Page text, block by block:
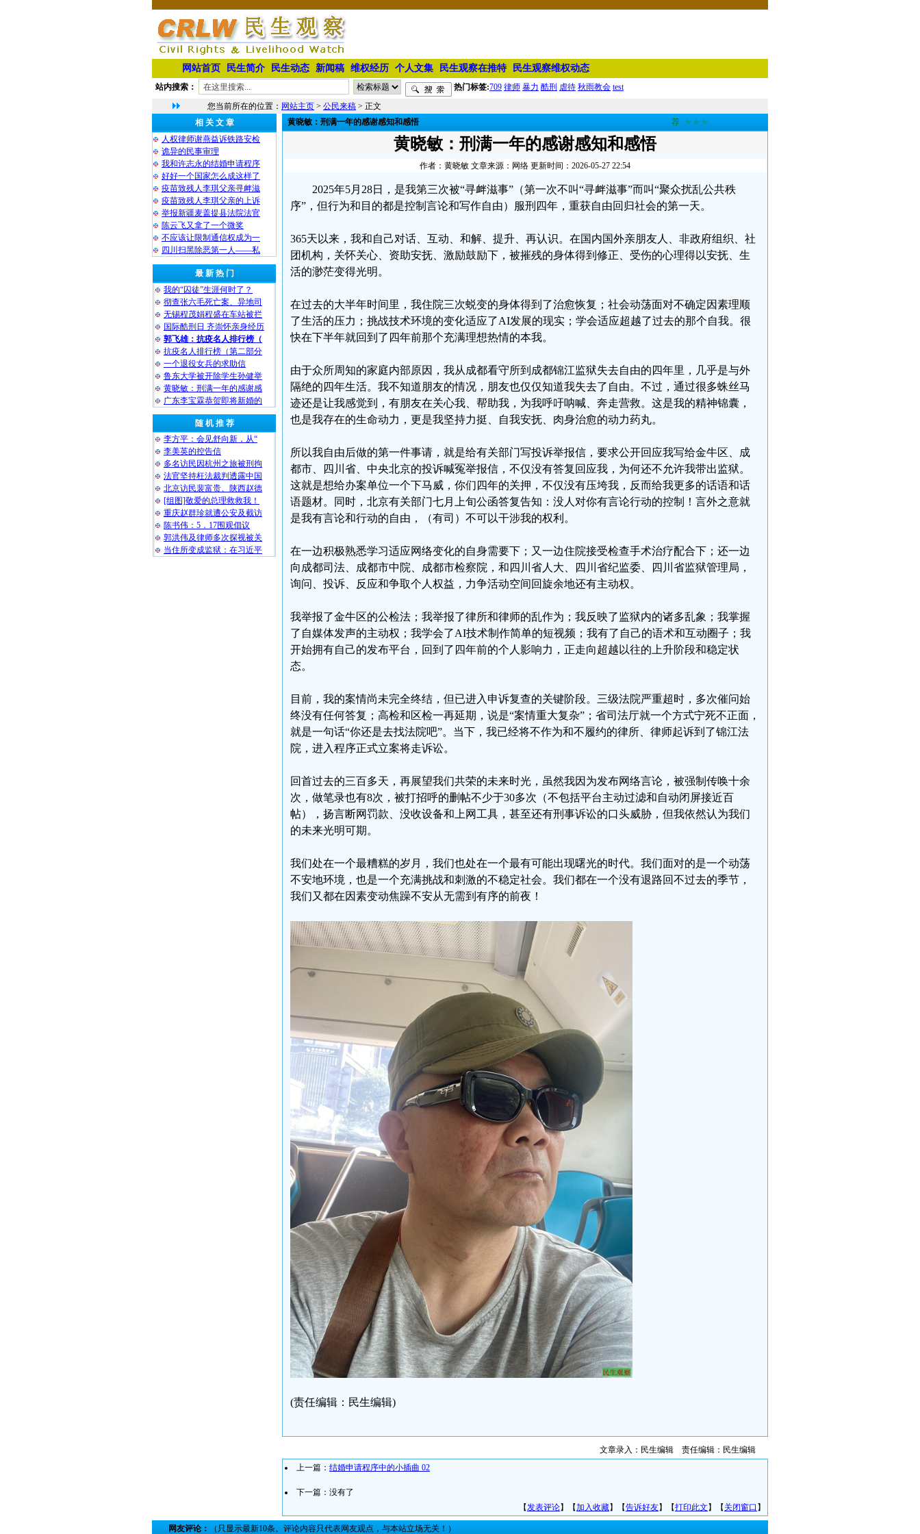
网站首页 民生简介 民生动态 新闻稿 维权经历 个人文集 民生观察在推特 民生观察维权动态
站内搜索： 热门标签:709 律师 暴力 酷刑 虐待 秋雨教会 test
您当前所在的位置： 网站主页 > 公民来稿 > 正文
相 关 文 章
人权律师谢燕益诉铁路安检
诡异的民事审理
我和许志永的结婚申请程序
好好一个国家怎么成这样了
疫苗致残人李琪父亲寻衅滋
疫苗致残人李琪父亲的上诉
举报新疆麦盖提县法院法官
陈云飞又拿了一个微奖
不应该让限制通信权成为一
四川扫黑除恶第一人——私
最 新 热 门
我的“囚徒”生涯何时了？
彻查张六毛死亡案、异地司
无锡程茂娟程盛在车站被拦
国际酷刑日 齐崇怀亲身经历
郭飞雄：抗疫名人排行榜（
抗疫名人排行榜（第二部分
一个退役女兵的求助信
鲁东大学被开除学生孙健举
黄晓敏：刑满一年的感谢感
广东李宝霖恭贺即将新婚的
随 机 推 荐
李方平：会见舒向新，从“
李美英的控告信
多名访民因杭州之旅被刑拘
法官坚持枉法裁判透露中国
北京访民裴富贵、陕西赵德
[组图]敬爱的总理救救我！
重庆赵群珍就遭公安及截访
陈书伟：5．17围观倡议
郭洪伟及律师多次探视被关
当住所变成监狱：在习近平
黄晓敏：刑满一年的感谢感知和感悟 荐 ★★★
黄晓敏：刑满一年的感谢感知和感悟
作者：黄晓敏 文章来源：网络 更新时间：2026-05-27 22:54
2025年5月28日，是我第三次被“寻衅滋事”（第一次不叫“寻衅滋事”而叫“聚众扰乱公共秩
序”，但行为和目的都是控制言论和写作自由）服刑四年，重获自由回归社会的第一天。
365天以来，我和自己对话、互动、和解、提升、再认识。在国内国外亲朋友人、非政府组织、社
团机构，关怀关心、资助安抚、激励鼓励下，被摧残的身体得到修正、受伤的心理得以安抚、生
活的渺茫变得光明。
在过去的大半年时间里，我住院三次蜕变的身体得到了治愈恢复；社会动荡面对不确定因素理顺
了生活的压力；挑战技术环境的变化适应了AI发展的现实；学会适应超越了过去的那个自我。很
快在下半年就回到了四年前那个充满理想热情的本我。
由于众所周知的家庭内部原因，我从成都看守所到成都锦江监狱失去自由的四年里，几乎是与外
隔绝的四年生活。我不知道朋友的情况，朋友也仅仅知道我失去了自由。不过，通过很多蛛丝马
迹还是让我感觉到，有朋友在关心我、帮助我，为我呼吁呐喊、奔走营救。这是我的精神锦囊，
也是我存在的生命动力，更是我坚持力挺、自我安抚、肉身治愈的动力药丸。
所以我自由后做的第一件事请，就是给有关部门写投诉举报信，要求公开回应我写给金牛区、成
都市、四川省、中央北京的投诉喊冤举报信，不仅没有答复回应我，为何还不允许我带出监狱。
这就是想给办案单位一个下马威，你们四年的关押，不仅没有压垮我，反而给我更多的话语和话
语题材。同时，北京有关部门七月上旬公函答复告知：没人对你有言论行动的控制！言外之意就
是我有言论和行动的自由，（有司）不可以干涉我的权利。
在一边积极熟悉学习适应网络变化的自身需要下；又一边住院接受检查手术治疗配合下；还一边
向成都司法、成都市中院、成都市检察院，和四川省人大、四川省纪监委、四川省监狱管理局，
询问、投诉、反应和争取个人权益，力争活动空间回旋余地还有主动权。
我举报了金牛区的公检法；我举报了律所和律师的乱作为；我反映了监狱内的诸多乱象；我掌握
了自媒体发声的主动权；我学会了AI技术制作简单的短视频；我有了自己的语术和互动圈子；我
开始拥有自己的发布平台，回到了四年前的个人影响力，正走向超越以往的上升阶段和稳定状
态。
目前，我的案情尚未完全终结，但已进入申诉复查的关键阶段。三级法院严重超时，多次催问始
终没有任何答复；高检和区检一再延期，说是“案情重大复杂”；省司法厅就一个方式宁死不正面，
就是一句话“你还是去找法院吧”。当下，我已经将不作为和不履约的律所、律师起诉到了锦江法
院，进入程序正式立案将走诉讼。
回首过去的三百多天，再展望我们共荣的未来时光，虽然我因为发布网络言论，被强制传唤十余
次，做笔录也有8次，被打招呼的删帖不少于30多次（不包括平台主动过滤和自动闭屏接近百
帖），扬言断网罚款、没收设备和上网工具，甚至还有刑事诉讼的口头威胁，但我依然认为我们
的未来光明可期。
我们处在一个最糟糕的岁月，我们也处在一个最有可能出现曙光的时代。我们面对的是一个动荡
不安地环境，也是一个充满挑战和刺激的不稳定社会。我们都在一个没有退路回不过去的季节，
我们又都在因素变动焦躁不安从无需到有序的前夜！
(责任编辑：民生编辑)
文章录入：民生编辑 责任编辑：民生编辑
上一篇： 结婚申请程序中的小插曲 02
下一篇：没有了
【发表评论】【加入收藏】【告诉好友】【打印此文 】【 关闭窗口 】
网友评论： （只显示最新10条。评论内容只代表网友观点，与本站立场无关！）